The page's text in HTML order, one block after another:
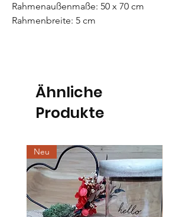
Rahmenaußenmaße: 50 x 70 cm
Rahmenbreite: 5 cm
Ähnliche
Produkte
Neu